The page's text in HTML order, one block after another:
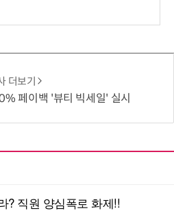
더보기
페이백 '뷰티 빅세일' 실시